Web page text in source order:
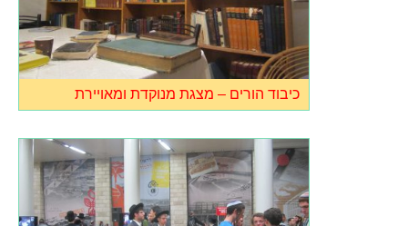
כיבוד הורים – מצגת מנוקדת ומאויירת